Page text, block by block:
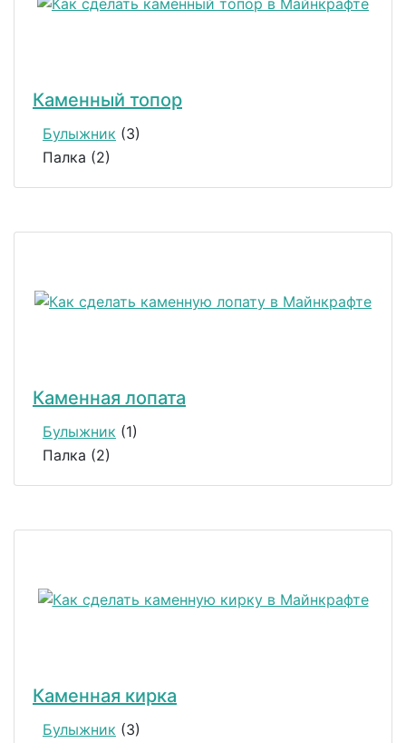
Каменный топор
Булыжник (3)
Палка (2)
Каменная лопата
Булыжник (1)
Палка (2)
Каменная кирка
Булыжник (3)